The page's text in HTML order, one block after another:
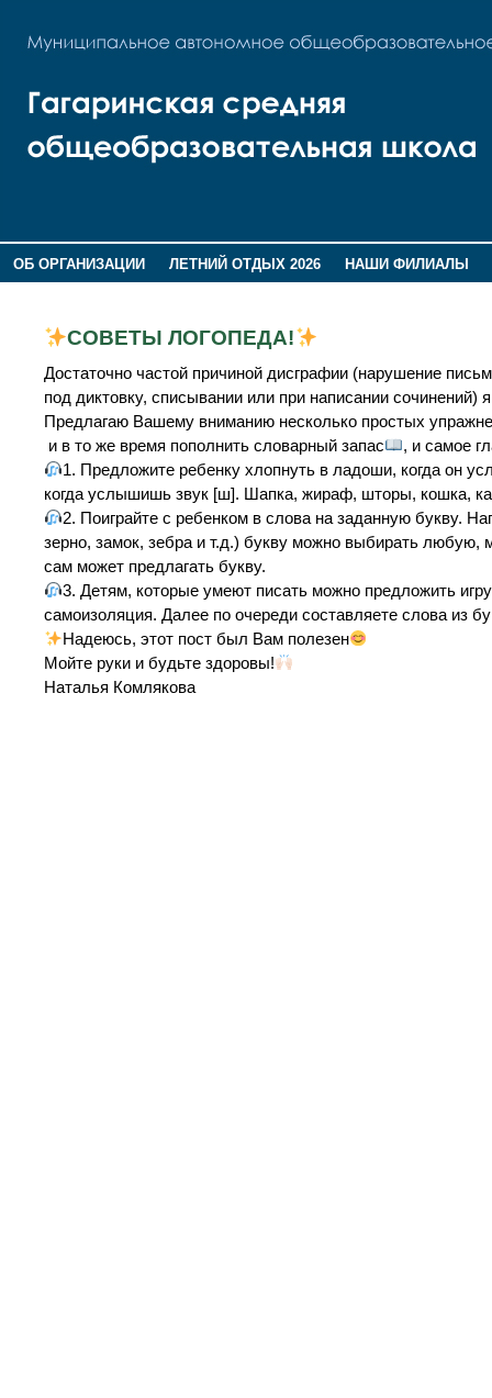
ОБ ОРГАНИЗАЦИИ ЛЕТНИЙ ОТДЫХ 2026
НАШИ ФИЛИАЛЫ
СОВЕТЫ ЛОГОПЕДА!
Достаточно частой причиной дисграфии (нарушение
под диктовку, списывании или при написании сочинений)
Предлагаю Вашему вниманию несколько простых
и в то же время пополнить словарный запас
, и самое
1. Предложите ребенку хлопнуть в ладоши, когда он
когда услышишь звук [ш]. Шапка, жираф, шторы, кошка,
2. Поиграйте с ребенком в слова на заданную букву.
зерно, замок, зебра и т.д.) букву можно выбирать любую,
сам может предлагать букву.
3. Детям, которые умеют писать можно предложить
самоизоляция. Далее по очереди составляете слова из
Надеюсь, этот пост был Вам полезен
Мойте руки и будьте здоровы!
Наталья Комлякова